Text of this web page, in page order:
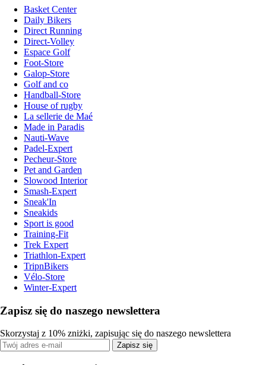
Basket Center
Daily Bikers
Direct Running
Direct-Volley
Espace Golf
Foot-Store
Galop-Store
Golf and co
Handball-Store
House of rugby
La sellerie de Maé
Made in Paradis
Nauti-Wave
Padel-Expert
Pecheur-Store
Pet and Garden
Slowood Interior
Smash-Expert
Sneak'In
Sneakids
Sport is good
Training-Fit
Trek Expert
Triathlon-Expert
TripnBikers
Vélo-Store
Winter-Expert
Zapisz się do naszego newslettera
Skorzystaj z 10% zniżki, zapisując się do naszego newslettera
Zapisz się